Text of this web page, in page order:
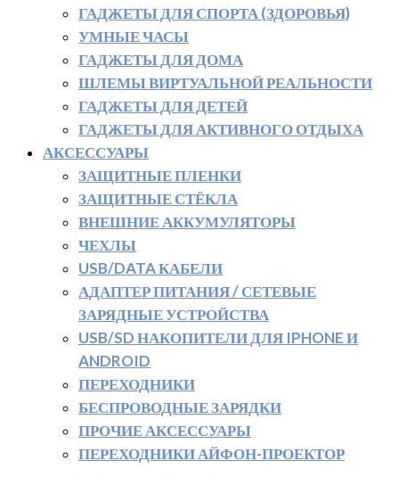
ГАДЖЕТЫ ДЛЯ СПОРТА (ЗДОРОВЬЯ)
УМНЫЕ ЧАСЫ
ГАДЖЕТЫ ДЛЯ ДОМА
ШЛЕМЫ ВИРТУАЛЬНОЙ РЕАЛЬНОСТИ
ГАДЖЕТЫ ДЛЯ ДЕТЕЙ
ГАДЖЕТЫ ДЛЯ АКТИВНОГО ОТДЫХА
АКСЕССУАРЫ
ЗАЩИТНЫЕ ПЛЕНКИ
ЗАЩИТНЫЕ СТЁКЛА
ВНЕШНИЕ АККУМУЛЯТОРЫ
ЧЕХЛЫ
USB/DATA КАБЕЛИ
АДАПТЕР ПИТАНИЯ / СЕТЕВЫЕ
ЗАРЯДНЫЕ УСТРОЙСТВА
USB/SD НАКОПИТЕЛИ ДЛЯ IPHONE И
ANDROID
ПЕРЕХОДНИКИ
БЕСПРОВОДНЫЕ ЗАРЯДКИ
ПРОЧИЕ АКСЕССУАРЫ
ПЕРЕХОДНИКИ АЙФОН-ПРОЕКТОР